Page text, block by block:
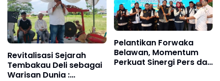
Revitalisasi Sejarah
Tembakau Deli sebagai
Warisan Dunia :
Pelantikan Forwaka
Belawan, Momentum
Perkuat Sinergi Pers dan